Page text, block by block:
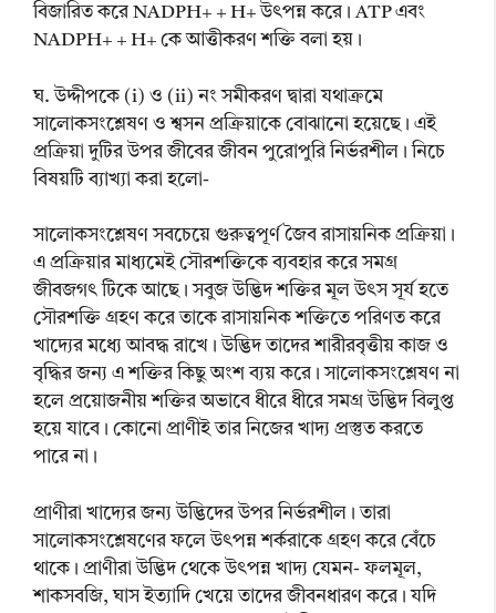
বিজারিত করে NADPH+ + H+ উৎপন্ন করে। ATP এবং
NADPH+ + H+ কে আত্তীকরণ শক্তি বলা হয়।
ঘ. উদ্দীপকে (i) ও (ii) নং সমীকরণ দ্বারা যথাক্রমে
সালোকসংশ্লেষণ ও শ্বসন প্রক্রিয়াকে বোঝানো হয়েছে। এই
প্রক্রিয়া দুটির উপর জীবের জীবন পুরোপুরি নির্ভরশীল। নিচে
বিষয়টি ব্যাখ্যা করা হলো-
সালোকসংশ্লেষণ সবচেয়ে গুরুত্বপূর্ণ জৈব রাসায়নিক প্রক্রিয়া।
এ প্রক্রিয়ার মাধ্যমেই সৌরশক্তিকে ব্যবহার করে সমগ্র
জীবজগৎ টিকে আছে। সবুজ উদ্ভিদ শক্তির মূল উৎস সূর্য হতে
সৌরশক্তি গ্রহণ করে তাকে রাসায়নিক শক্তিতে পরিণত করে
খাদ্যের মধ্যে আবদ্ধ রাখে। উদ্ভিদ তাদের শারীরবৃত্তীয় কাজ ও
বৃদ্ধির জন্য এ শক্তির কিছু অংশ ব্যয় করে। সালোকসংশ্লেষণ না
হলে প্রয়োজনীয় শক্তির অভাবে ধীরে ধীরে সমগ্র উদ্ভিদ বিলুপ্ত
হয়ে যাবে। কোনো প্রাণীই তার নিজের খাদ্য প্রস্তুত করতে
পারে না।
প্রাণীরা খাদ্যের জন্য উদ্ভিদের উপর নির্ভরশীল। তারা
সালোকসংশ্লেষণের ফলে উৎপন্ন শর্করাকে গ্রহণ করে বেঁচে
থাকে। প্রাণীরা উদ্ভিদ থেকে উৎপন্ন খাদ্য যেমন- ফলমূল,
শাকসবজি, ঘাস ইত্যাদি খেয়ে তাদের জীবনধারণ করে। যদি